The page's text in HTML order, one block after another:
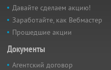
Давайте сделаем акцию!
Заработайте, как Вебмастер
Прошедшие акции
Документы
Агентский договор